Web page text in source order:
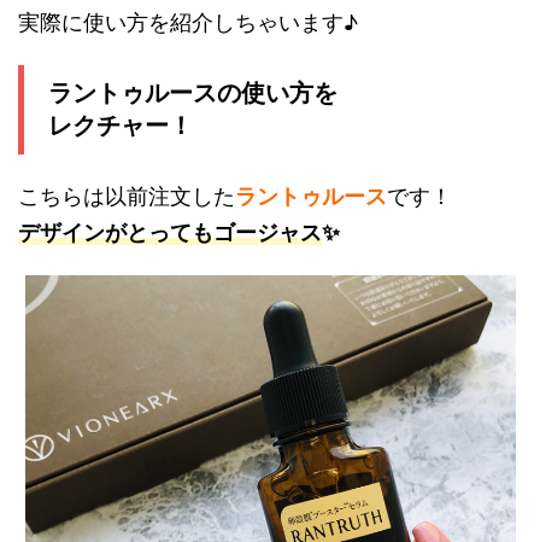
実際に使い方を紹介しちゃいます♪
ラントゥルースの使い方を
レクチャー！
こちらは以前注文したラントゥルースです！
デザインがとってもゴージャス✨